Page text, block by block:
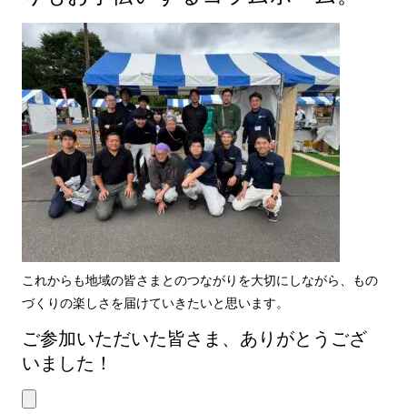
これからも地域の皆さまとのつながりを大切にしながら、もの
づくりの楽しさを届けていきたいと思います。
ご参加いただいた皆さま、ありがとうござ
いました！